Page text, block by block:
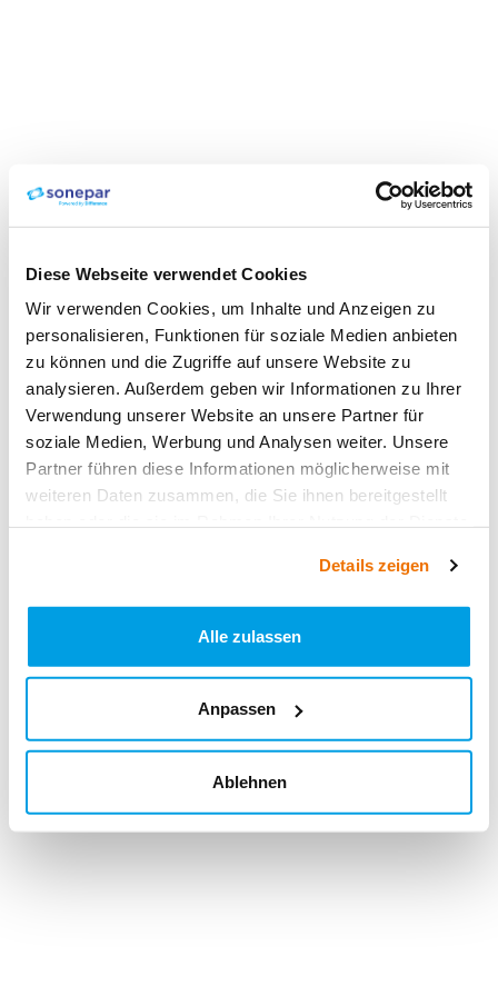
Diese Webseite verwendet Cookies
Wir verwenden Cookies, um Inhalte und Anzeigen zu
personalisieren, Funktionen für soziale Medien anbieten
zu können und die Zugriffe auf unsere Website zu
analysieren. Außerdem geben wir Informationen zu Ihrer
Verwendung unserer Website an unsere Partner für
soziale Medien, Werbung und Analysen weiter. Unsere
Partner führen diese Informationen möglicherweise mit
weiteren Daten zusammen, die Sie ihnen bereitgestellt
Details zeigen
Alle zulassen
Anpassen
Ablehnen